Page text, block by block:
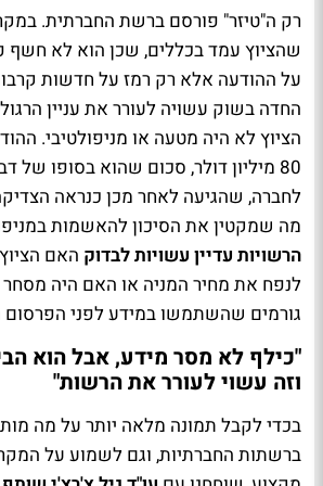
רק ה"טיזר" פורסם ברשת החברתית.
שהציוץ עמד בכללים, שכן הוא לא חשף
על ההודעה אלא רק רמז על חדשות
החדה בשוק עשויה לעורר את עניין
הציוץ לא היה מטעה או מניפולטיבי.
80 מיליון דולר, סכום שהוא בסופו של
לחברה, שהגיעה לאחר מכן כנראה
מה שמקטין את הסיכון להאשמות
הרשויות עדיין עשויות לבדוק האם
לנפח את מחיר המניה או האם היה
גורמים שהשתמשו במידע לפני
"כילף לא מסר מידע, אבל הוא
וזה עשוי לעורר את הרשות"
בכדי לקבל תמונה מלאה יותר על מה
ברשתות החברתיות, וגם לשמוע על